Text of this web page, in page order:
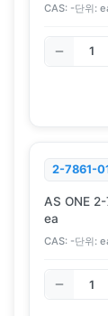
CAS: -단위:
2-7861-
AS ONE
ea
CAS: -단위: